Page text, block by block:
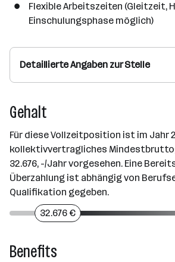
Flexible Arbeitszeiten (Gleitzeit,
Einschulungsphase möglich)
Detaillierte Angaben zur Stelle
Gehalt
Für diese Vollzeitposition ist im Jahr
kollektivvertragliches
32.676, -/Jahr vorgesehen. Eine
Überzahlung ist abhängig von
Qualifikation gegeben.
32.676 €
Benefits